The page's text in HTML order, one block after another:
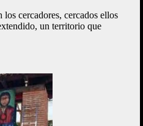
cercadores, cercados ellos
un territorio que